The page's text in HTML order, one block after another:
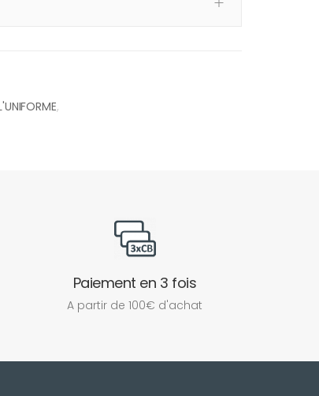
,
Paiement en 3 fois
A partir de 100€ d'achat